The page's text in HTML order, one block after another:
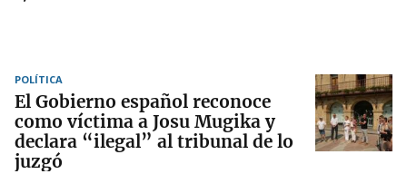
POLÍTICA
El Gobierno español reconoce
como víctima a Josu Mugika y
declara “ilegal” al tribunal de lo
juzgó